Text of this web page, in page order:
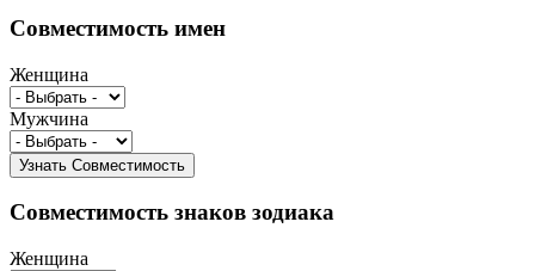
Совместимость имен
Женщина
Мужчина
Совместимость знаков зодиака
Женщина